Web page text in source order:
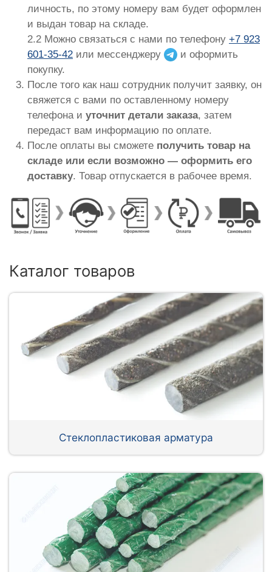
личность, по этому номеру вам будет оформлен
и выдан товар на складе.
2.2 Можно связаться с нами по телефону +7 923
601-35-42 или мессенджеру
и оформить
покупку.
После того как наш сотрудник получит заявку, он
свяжется с вами по оставленному номеру
телефона и уточнит детали заказа, затем
передаст вам информацию по оплате.
После оплаты вы сможете получить товар на
складе или если возможно — оформить его
доставку. Товар отпускается в рабочее время.
Каталог товаров
Стеклопластиковая арматура